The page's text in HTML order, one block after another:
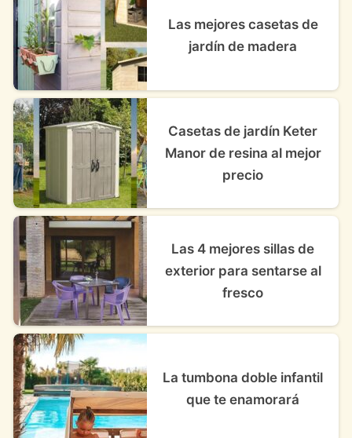
Las mejores casetas de
jardín de madera
Casetas de jardín Keter
Manor de resina al mejor
precio
Las 4 mejores sillas de
exterior para sentarse al
fresco
La tumbona doble infantil
que te enamorará